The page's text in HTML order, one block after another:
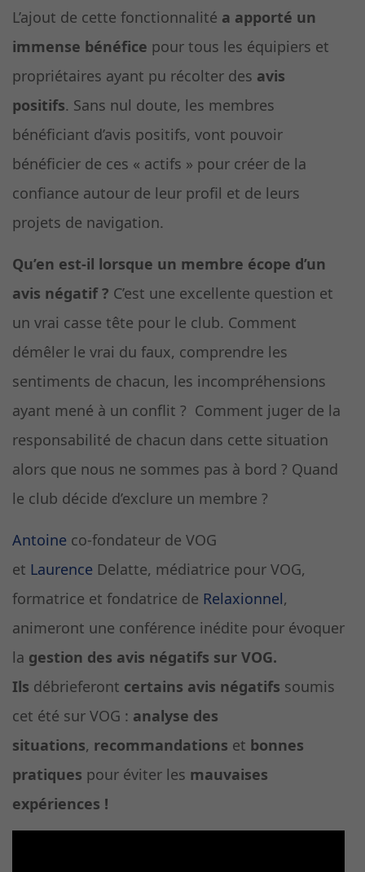
L’ajout de cette fonctionnalité a apporté un
immense bénéfice pour tous les équipiers et
propriétaires ayant pu récolter des avis
positifs. Sans nul doute, les membres
bénéficiant d’avis positifs, vont pouvoir
bénéficier de ces « actifs » pour créer de la
confiance autour de leur profil et de leurs
projets de navigation.
Qu’en est-il lorsque un membre écope d’un
avis négatif ? C’est une excellente question et
un vrai casse tête pour le club. Comment
démêler le vrai du faux, comprendre les
sentiments de chacun, les incompréhensions
ayant mené à un conflit ? Comment juger de la
responsabilité de chacun dans cette situation
alors que nous ne sommes pas à bord ? Quand
le club décide d’exclure un membre ?
Antoine co-fondateur de VOG
et Laurence Delatte, médiatrice pour VOG,
formatrice et fondatrice de Relaxionnel,
animeront une conférence inédite pour évoquer
la gestion des avis négatifs sur VOG.
Ils débrieferont certains avis négatifs soumis
cet été sur VOG : analyse des
situations, recommandations et bonnes
pratiques pour éviter les mauvaises
expériences !